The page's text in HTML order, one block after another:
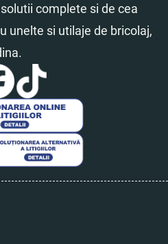
complete si de cea
unelte si utilaje de bricolaj,